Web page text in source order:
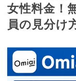
女性料金！
員の見分け